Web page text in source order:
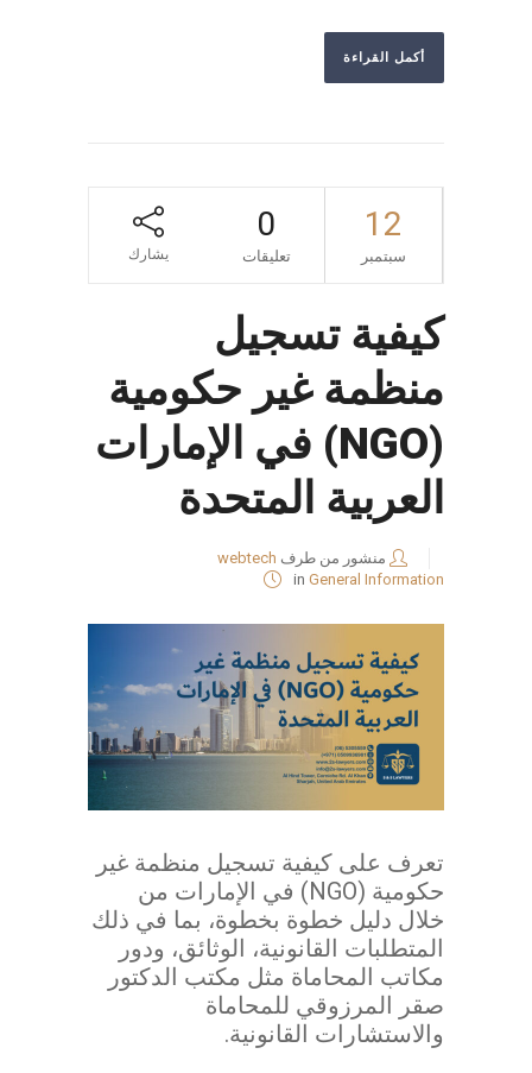
أكمل القراءة
12
سبتمبر
0
تعليقات يشارك
كيفية تسجيل
منظمة غير حكومية
(NGO) في الإمارات
العربية المتحدة
منشور من طرف webtech
in General Information
تعرف على كيفية تسجيل منظمة غير
حكومية (NGO) في الإمارات من
خلال دليل خطوة بخطوة، بما في ذلك
المتطلبات القانونية، الوثائق، ودور
مكاتب المحاماة مثل مكتب الدكتور
صقر المرزوقي للمحاماة
والاستشارات القانونية.